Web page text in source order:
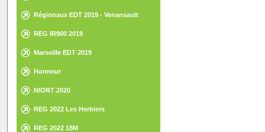
Régionaux EDT 2019 - Venansault
REG IR900 2019
Marseille EDT 2019
Honneur
NIORT 2020
REG 2022 Les Herbiers
REG 2022 18M